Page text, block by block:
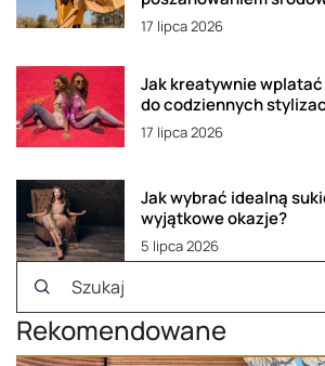
17 lipca 2026
Jak kreatywnie
do codziennych
17 lipca 2026
Jak wybrać idealną
wyjątkowe okazje?
5 lipca 2026
Rekomendowane